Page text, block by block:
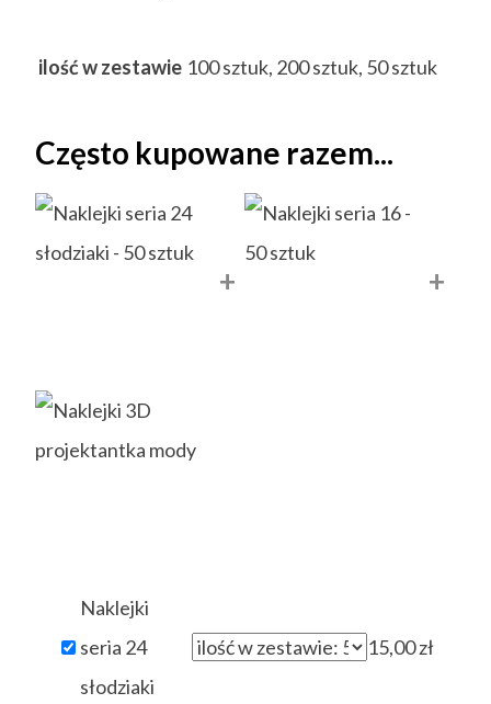
ilość w zestawie 100 sztuk, 200 sztuk, 50 sztuk
Często kupowane razem...
+ +
Naklejki
seria 24
słodziaki
15,00zł